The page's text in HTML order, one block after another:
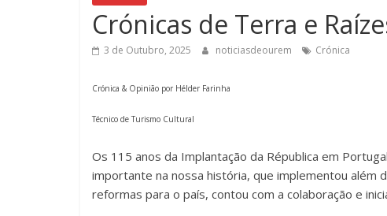
Crónicas de Terra e
3 de Outubro, 2025 noticiasdeourem Crónica
Crónica & Opinião por Hélder Farinha
Técnico de Turismo Cultural
Os 115 anos da Implantação da Républica em
importante na nossa história, que implementou além
reformas para o país, contou com a colaboração e